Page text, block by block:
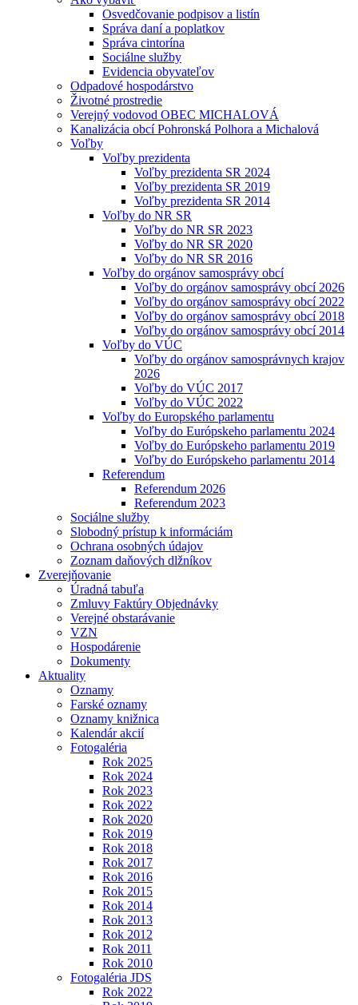
Osvedčovanie podpisov a listín
Správa daní a poplatkov
Správa cintorína
Sociálne služby
Evidencia obyvateľov
Odpadové hospodárstvo
Životné prostredie
Verejný vodovod OBEC MICHALOVÁ
Kanalizácia obcí Pohronská Polhora a Michalová
Voľby
Voľby prezidenta
Voľby prezidenta SR 2024
Voľby prezidenta SR 2019
Voľby prezidenta SR 2014
Voľby do NR SR
Voľby do NR SR 2023
Voľby do NR SR 2020
Voľby do NR SR 2016
Voľby do orgánov samosprávy obcí
Voľby do orgánov samosprávy obcí 2026
Voľby do orgánov samosprávy obcí 2022
Voľby do orgánov samosprávy obcí 2018
Voľby do orgánov samosprávy obcí 2014
Voľby do VÚC
Voľby do orgánov samosprávnych krajov
2026
Voľby do VÚC 2017
Voľby do VÚC 2022
Voľby do Europského parlamentu
Voľby do Európskeho parlamentu 2024
Voľby do Európskeho parlamentu 2019
Voľby do Európskeho parlamentu 2014
Referendum
Referendum 2026
Referendum 2023
Sociálne služby
Slobodný prístup k informáciám
Ochrana osobných údajov
Zoznam daňových dlžníkov
Zverejňovanie
Úradná tabuľa
Zmluvy Faktúry Objednávky
Verejné obstarávanie
VZN
Hospodárenie
Dokumenty
Aktuality
Oznamy
Farské oznamy
Oznamy knižnica
Kalendár akcií
Fotogaléria
Rok 2025
Rok 2024
Rok 2023
Rok 2022
Rok 2020
Rok 2019
Rok 2018
Rok 2017
Rok 2016
Rok 2015
Rok 2014
Rok 2013
Rok 2012
Rok 2011
Rok 2010
Fotogaléria JDS
Rok 2022